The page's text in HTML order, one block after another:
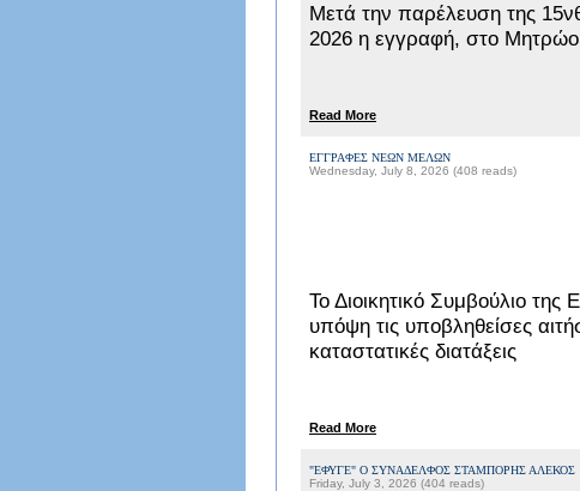
Μετά την παρέλευση της
2026 η εγγραφή, στο
Read More
ΕΓΓΡΑΦΕΣ ΝΕΩΝ ΜΕΛΩΝ
Wednesday, July 8, 2026 (408 reads)
Το Διοικητικό Συμβούλιο
υπόψη τις υποβληθείσες
καταστατικές διατάξεις
Read More
"ΕΦΥΓΕ" Ο ΣΥΝΑΔΕΛΦΟΣ ΣΤΑΜΠΟΡΗΣ ΑΛΕΚΟΣ
Friday, July 3, 2026 (404 reads)